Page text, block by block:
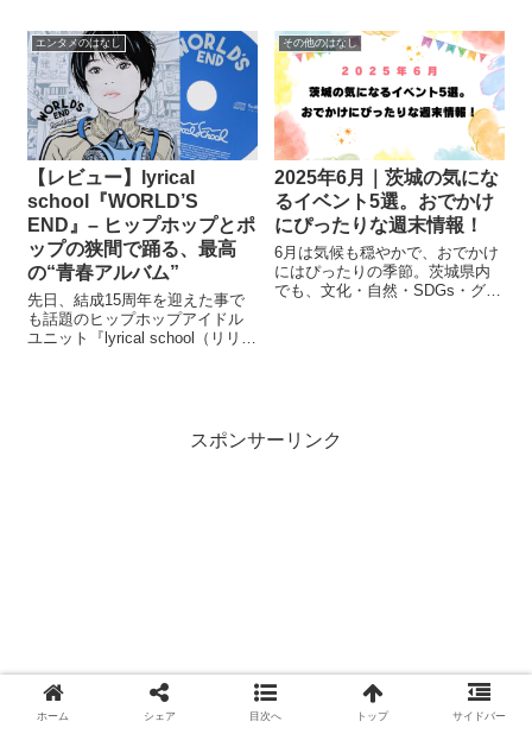
した。 『王ドロボウJING』は熊
倉裕一先生による作品で、1995
年から『コミックボンボン』
で...
子についてお届けしていきま
す！ 今月も...
エンタメのはなし
【レビュー】lyrical
school『WORLD’S
END』– ヒップホップとポ
ップの狭間で踊る、最高
の“青春アルバム”
先日、結成15周年を迎えた事で
も話題のヒップホップアイドル
ユニット『lyrical school（リリス
その他のはなし
2025年6月｜茨城の気にな
るイベント5選。おでかけ
にぴったりな週末情報！
6月は気候も穏やかで、おでかけ
にはぴったりの季節。茨城県内
でも、文化・自然・SDGs・グル
スポンサーリンク
ホーム シェア 目次へ トップ サイドバー